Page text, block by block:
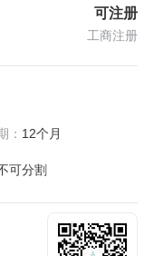
可注册
工商注册
： 12个月
可分割